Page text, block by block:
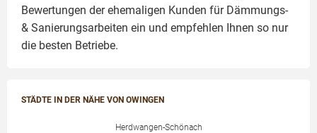
Bewertungen der ehemaligen Kunden für Dämmungs-
& Sanierungsarbeiten ein und empfehlen Ihnen so nur
die besten Betriebe.
STÄDTE IN DER NÄHE VON OWINGEN
Herdwangen-Schönach